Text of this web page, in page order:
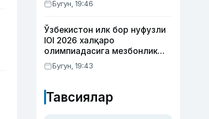
Бугун, 19:46
Ўзбекистон илк бор нуфузли
IOI 2026 халқаро
олимпиадасига мезбонлик
қилади
Бугун, 19:43
Тавсиялар